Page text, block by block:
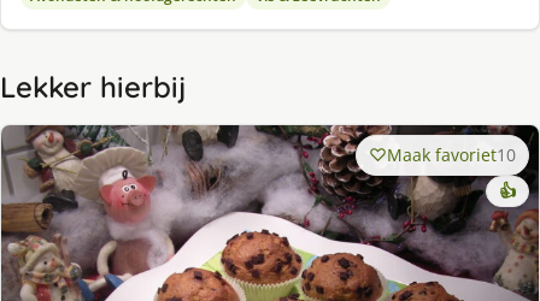
Lekker hierbij
Maak favoriet10
👍